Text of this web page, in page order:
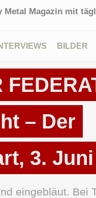
Metal Magazin mit
BILDER
– Der
3. Juni
eingebläut. Bei